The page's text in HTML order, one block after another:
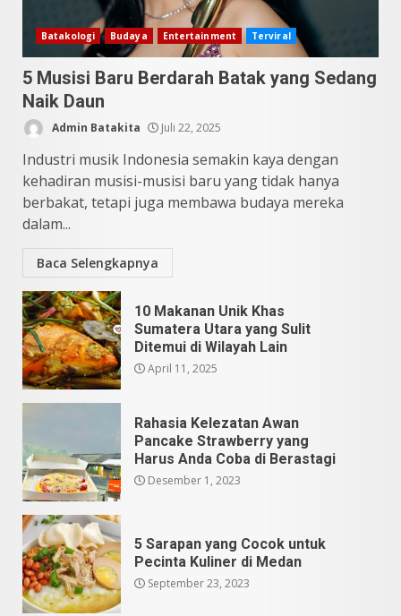
5
10 Kontroversial Orang Batak
Sering Jadi Perdebatan
Mei 25, 2026
Batakologi Budaya Entertainment Terviral
5 Musisi Baru Berdarah Batak yang Sedang
Naik Daun
Admin Batakita Juli 22, 2025
Industri musik Indonesia semakin kaya dengan
kehadiran musisi-musisi baru yang tidak hanya
berbakat, tetapi juga membawa budaya mereka
dalam...
Baca Selengkapnya
10 Makanan Unik Khas
Sumatera Utara yang Sulit
Ditemui di Wilayah Lain
April 11, 2025
Rahasia Kelezatan Awan
Pancake Strawberry yang
Harus Anda Coba di Berastagi
Desember 1, 2023
5 Sarapan yang Cocok untuk
Pecinta Kuliner di Medan
September 23, 2023